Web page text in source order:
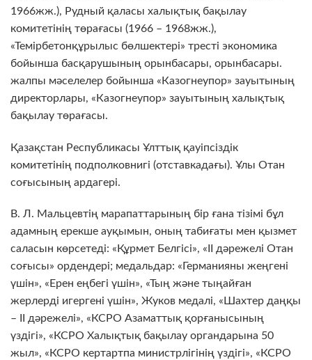
1966жж.), Рудный қаласы халықтық бақылау
комитетінің төрағасы (1966 – 1968жж.),
«Темірбетонқұрылыс бөлшектері» тресті экономика
бойынша басқарушының орынбасары, орынбасары.
жалпы мәселелер бойынша «Казогнеупор» зауытының
директорлары, «Казогнеупор» зауытының халықтық
бақылау төрағасы.
Қазақстан Республикасы Ұлттық қауіпсіздік
комитетінің подполковнигі (отставкадағы). Ұлы Отан
соғысының ардагері.
В. Л. Мальцевтің марапаттарының бір ғана тізімі бұл
адамның ерекше ауқымын, оның табиғаты мен қызмет
саласын көрсетеді: «Құрмет Белгісі», «II дәрежелі Отан
соғысы» ордендері; медальдар: «Германияны жеңгені
үшін», «Ерен еңбегі үшін», «Тың және тыңайған
жерлерді игергені үшін», Жуков медалі, «Шахтер даңқы
– II дәрежелі», «КСРО Азаматтық қорғанысының
үздігі», «КСРО Халықтық бақылау органдарына 50
жыл», «КСРО кертартпа министрлігінің үздігі», «КСРО